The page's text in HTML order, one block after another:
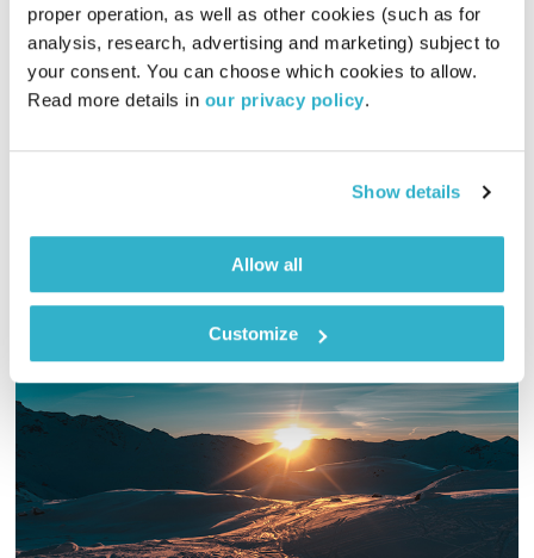
proper operation, as well as other cookies (such as for
analysis, research, advertising and marketing) subject to
your consent. You can choose which cookies to allow.
Read more details in our privacy policy.
Show details
Allow all
Customize
שיחות טרנספורמטיביות
אסי זיגדוןונטאלי בן דוד
12.01.15
00:56:31
המאזינים
אודיו